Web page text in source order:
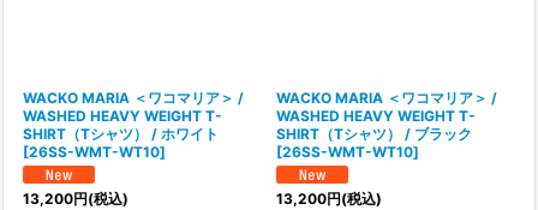
WACKO MARIA ＜ワコマリア＞ /
WASHED HEAVY WEIGHT T-
SHIRT（Tシャツ） / ホワイト
[26SS-WMT-WT10]
13,200円(税込)
WACKO MARIA ＜ワコマリア＞ /
WASHED HEAVY WEIGHT T-
SHIRT（Tシャツ） / ブラック
[26SS-WMT-WT10]
13,200円(税込)